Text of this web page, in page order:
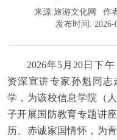
来源:旅游文化网 作
发布时间: 2026-
2026年5月20日下
资深宣讲专家孙魁同志
学，为该校信息学院（
子开展国防教育专题讲
历、赤诚家国情怀，为